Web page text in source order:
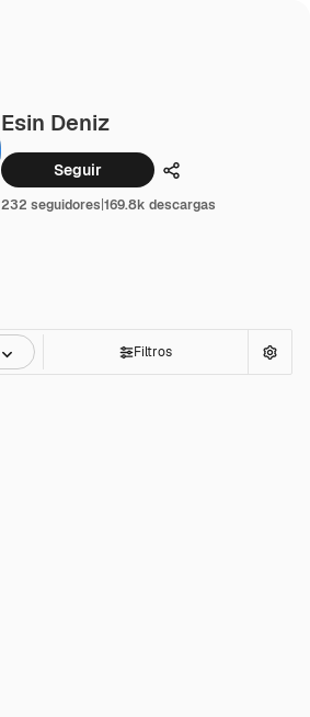
Esin Deniz
Seguir Compartir
232 seguidores|169.8k descargas
Filtros